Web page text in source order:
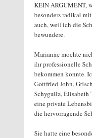
KEIN ARGUMENT,
besonders radikal
auch, weil ich die
bewundere.
Marianne mochte
ihr professionelle
bekommen konnte.
Gottfried John,
Schygulla, Elisabeth
eine private
die hervorragende
Sie hatte eine